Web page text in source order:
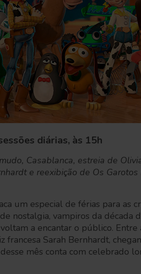
diárias, às 15h
Casablanca, estreia de
e reexibição de Os
um especial de férias para as
nostalgia, vampiros da década
a encantar o público. Entre
Sarah Bernhardt,
mês conta com celebrado